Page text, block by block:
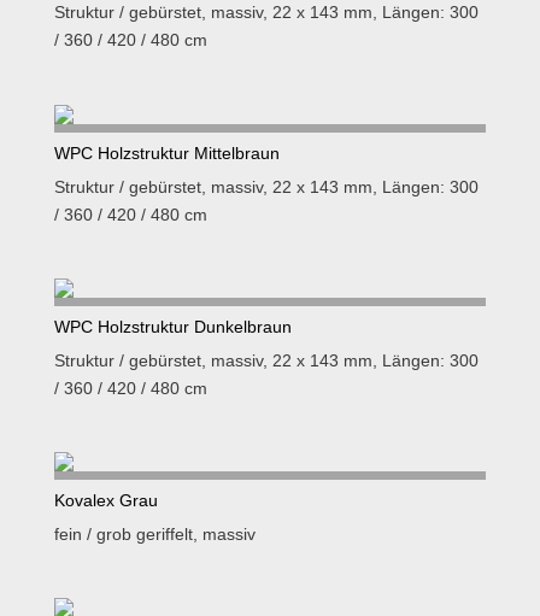
Struktur / gebürstet, massiv, 22 x 143 mm, Längen: 300
/ 360 / 420 / 480 cm
WPC Holzstruktur Mittelbraun
Struktur / gebürstet, massiv, 22 x 143 mm, Längen: 300
/ 360 / 420 / 480 cm
WPC Holzstruktur Dunkelbraun
Struktur / gebürstet, massiv, 22 x 143 mm, Längen: 300
/ 360 / 420 / 480 cm
Kovalex Grau
fein / grob geriffelt, massiv